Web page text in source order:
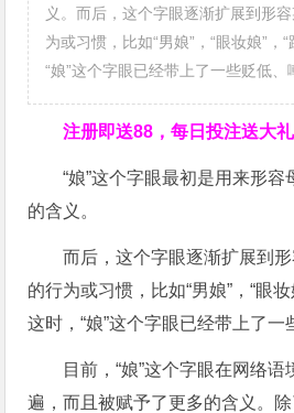
义。而后，这个字眼逐渐扩展到形
为或习惯，比如“男娘”，“眼妆娘”，
“娘”这个字眼已经带上了一些贬低、
注册即送88，每日投注送大
“娘”这个字眼最初是用来形
的含义。
而后，这个字眼逐渐扩展到
的行为或习惯，比如“男娘”，“眼妆
这时，“娘”这个字眼已经带上了一
目前，“娘”这个字眼在网络
遍，而且被赋予了更多的含义。